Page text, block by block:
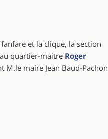
et la clique, la section
quartier-maitre Roger
M.le maire Jean Baud-Pachon